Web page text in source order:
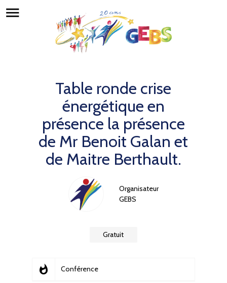
menu
Table ronde crise
énergétique en
présence la présence
de Mr Benoit Galan et
de Maitre Berthault.
Organisateur
GEBS
Gratuit
whatshot Conférence